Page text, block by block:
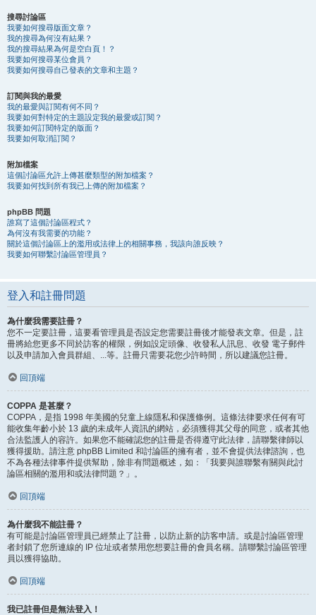
搜尋討論區
我要如何搜尋版面文章？
我的搜尋為何沒有結果？
我的搜尋結果為何是空白頁！？
我要如何搜尋某位會員？
我要如何搜尋自己發表的文章和主題？
訂閱與我的最愛
我的最愛與訂閱有何不同？
我要如何對特定的主題設定我的最愛或訂閱？
我要如何訂閱特定的版面？
我要如何取消訂閱？
附加檔案
這個討論區允許上傳甚麼類型的附加檔案？
我要如何找到所有我已上傳的附加檔案？
phpBB 問題
誰寫了這個討論區程式？
為何沒有我需要的功能？
關於這個討論區上的濫用或法律上的相關事務，我該向誰反映？
我要如何聯繫討論區管理員？
登入和註冊問題
為什麼我需要註冊？
您不一定要註冊，這要看管理員是否設定您需要註冊後才能發表文章。但是，註
冊將給您更多不同於訪客的權限，例如設定頭像、收發私人訊息、收發 電子郵件
以及申請加入會員群組、...等。註冊只需要花您少許時間，所以建議您註冊。
回頂端
COPPA 是甚麼？
COPPA，是指 1998 年美國的兒童上線隱私和保護條例。這條法律要求任何有可
能收集年齡小於 13 歲的未成年人資訊的網站，必須獲得其父母的同意，或者其他
合法監護人的容許。如果您不能確認您的註冊是否得遵守此法律，請聯繫律師以
獲得援助。請注意 phpBB Limited 和討論區的擁有者，並不會提供法律諮詢，也
不為各種法律事件提供幫助，除非有問題概述，如：「我要與誰聯繫有關與此討
論區相關的濫用和或法律問題？」。
回頂端
為什麼我不能註冊？
有可能是討論區管理員已經禁止了註冊，以防止新的訪客申請。或是討論區管理
者封鎖了您所連線的 IP 位址或者禁用您想要註冊的會員名稱。請聯繫討論區管理
員以獲得協助。
回頂端
我已註冊但是無法登入！